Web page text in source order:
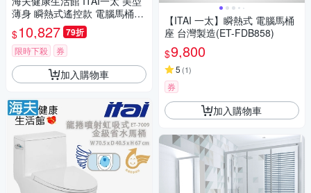
薄身 瞬熱式遙控款 電腦馬桶座
508*374*85mm_ET-FDB6160
$10,827 79折
限時下殺 券
加入購物車
【ITAI 一太】瞬熱式 電腦馬桶
座 台灣製造(ET-FDB858)
$9,800
5 (1)
券
加入購物車